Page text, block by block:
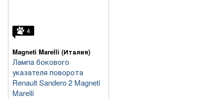
4
Magneti Marelli (Италия)
Лампа бокового
указателя поворота
Renault Sandero 2 Magneti
Marelli